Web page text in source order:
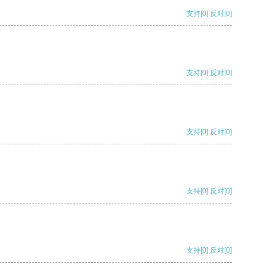
支持[0] 反对[0]
支持[0] 反对[0]
支持[0] 反对[0]
支持[0] 反对[0]
支持[0] 反对[0]